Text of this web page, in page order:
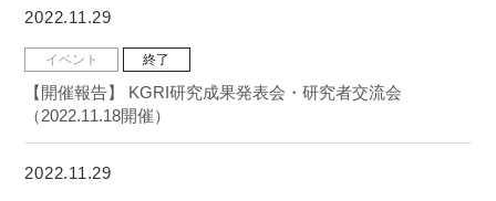
2022.11.29
イベント 終了
【開催報告】 KGRI研究成果発表会・研究者交流会
（2022.11.18開催）
2022.11.29